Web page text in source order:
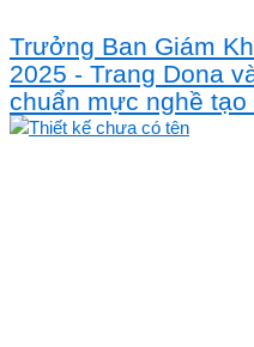
Trưởng Ban Giám
2025 - Trang Dona
chuẩn mực nghề tạo